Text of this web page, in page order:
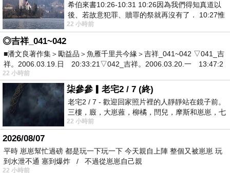
希伯來書10:26-10:31 10:26因為我們得知真道以
後、若故意犯罪、贖罪的祭就再沒有了． 10:27惟
有戰懼等候審判和那燒滅眾敵人的烈火
22 小時前
◎吉祥_041~042
■潘文良著作集＞勵益品＞魚雁千里共今緣＞吉祥_041~042 ▽041_吉
祥。2006.03.19.日 20:33:21▽042_吉祥。2006.03.20.一 13:47:2
22 小時前
柒參參▎老宅2 / 7 (終)
老宅2 / 7 - 歡迎回家照片裡的人靜靜站在鏡子前。
三樓，廄，大崽蕥，柳橘，閆兒，摩斯和崽崽，七
個人整整齊齊地站在鏡框之外，如同
22 小時前
2026/08/07
平時 崽崽幫忙過磅 都是玩一下玩一下 今天親自上陣 整個又被崽崽 玩
到水泄不通 塞到爆炸 / 不過從崽崽自己親
22 小時前